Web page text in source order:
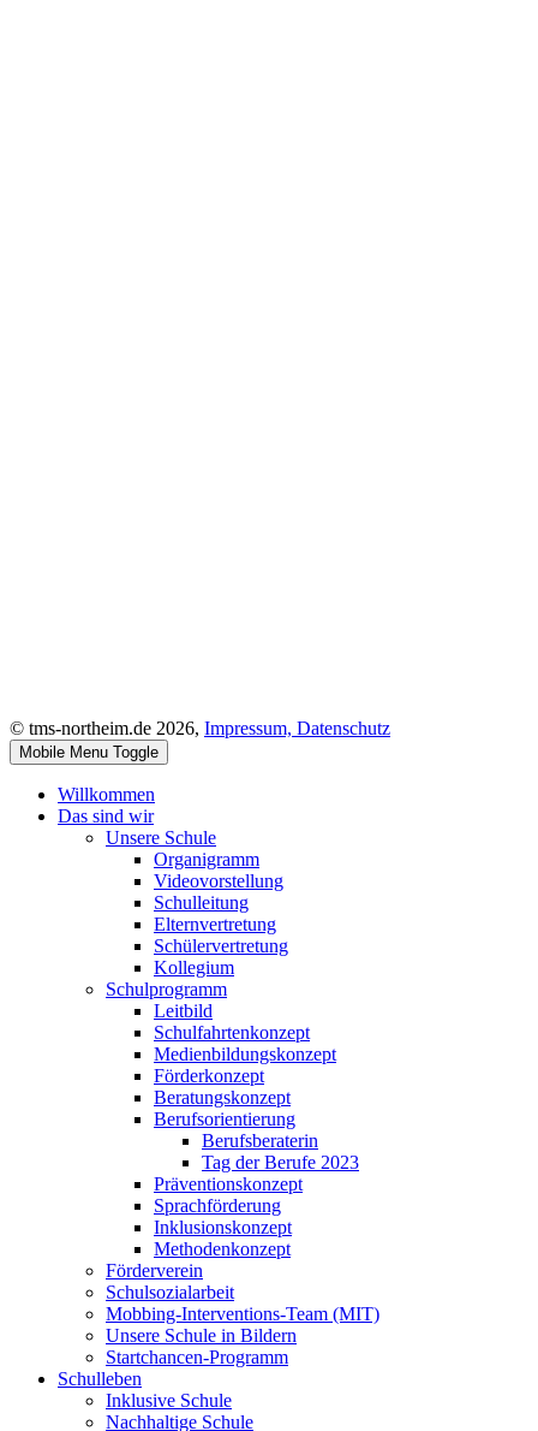
© tms-northeim.de 2026, Impressum, Datenschutz
Mobile Menu Toggle
Willkommen
Das sind wir
Unsere Schule
Organigramm
Videovorstellung
Schulleitung
Elternvertretung
Schülervertretung
Kollegium
Schulprogramm
Leitbild
Schulfahrtenkonzept
Medienbildungskonzept
Förderkonzept
Beratungskonzept
Berufsorientierung
Berufsberaterin
Tag der Berufe 2023
Präventionskonzept
Sprachförderung
Inklusionskonzept
Methodenkonzept
Förderverein
Schulsozialarbeit
Mobbing-Interventions-Team (MIT)
Unsere Schule in Bildern
Startchancen-Programm
Schulleben
Inklusive Schule
Nachhaltige Schule